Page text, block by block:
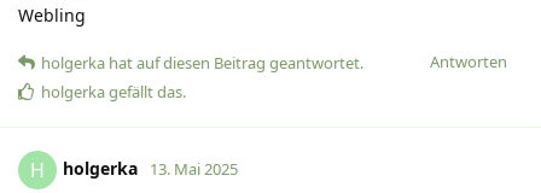
Webling
Antworten
holgerka hatauf diesen Beitrag geantwortet.
holgerkagefällt das.
H holgerka 13. Mai 2025